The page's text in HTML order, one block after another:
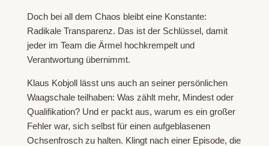
Doch bei all dem Chaos bleibt eine Konstante:
Radikale Transparenz. Das ist der Schlüssel, damit
jeder im Team die Ärmel hochkrempelt und
Verantwortung übernimmt.
Klaus Kobjoll lässt uns auch an seiner persönlichen
Waagschale teilhaben: Was zählt mehr, Mindest oder
Qualifikation? Und er packt aus, warum es ein großer
Fehler war, sich selbst für einen aufgeblasenen
Ochsenfrosch zu halten. Klingt nach einer Episode, die